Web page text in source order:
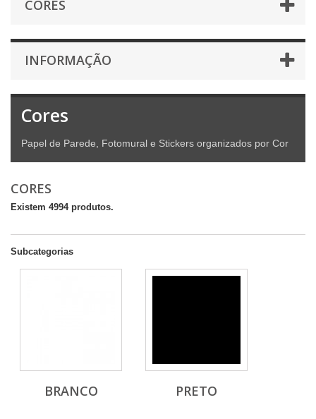
CORES
INFORMAÇÃO
Cores
Papel de Parede, Fotomural e Stickers organizados por Cor
CORES
Existem 4994 produtos.
Subcategorias
BRANCO PRETO